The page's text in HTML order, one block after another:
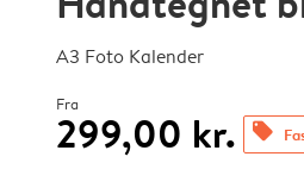
A3 Foto Kalender
Fra
299,00 kr. offers